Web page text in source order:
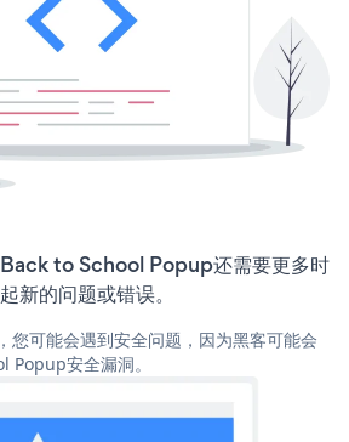
to School Popup还需要更多时
新的问题或错误。
您可能会遇到安全问题，因为黑客可能会
Popup安全漏洞。